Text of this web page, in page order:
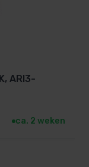
ARI3-
ca. 2 weken